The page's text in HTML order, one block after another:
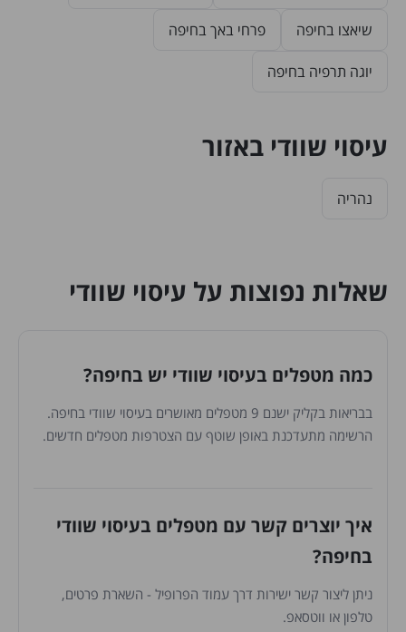
שיאצו בחיפה פרחי באך בחיפה
יוגה תרפיה בחיפה
עיסוי שוודי באזור
נהריה
שאלות נפוצות על עיסוי שוודי
כמה מטפלים בעיסוי שוודי יש בחיפה?
בבריאות בקליק ישנם 9 מטפלים מאושרים בעיסוי שוודי בחיפה.
הרשימה מתעדכנת באופן שוטף עם הצטרפות מטפלים חדשים.
איך יוצרים קשר עם מטפלים בעיסוי שוודי
בחיפה?
ניתן ליצור קשר ישירות דרך עמוד הפרופיל - השארת פרטים,
טלפון או ווטסאפ.